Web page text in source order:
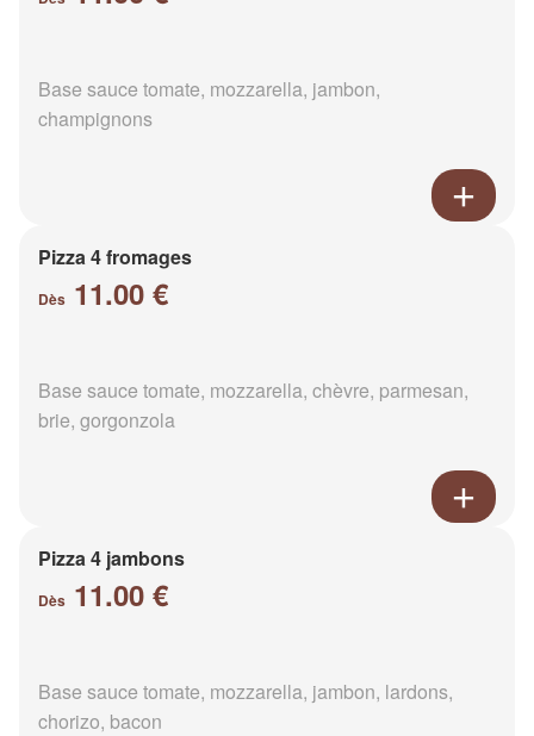
Base sauce tomate, mozzarella, jambon,
champignons
Pizza 4 fromages
Dès 11.00 €
Base sauce tomate, mozzarella, chèvre, parmesan,
brie, gorgonzola
Pizza 4 jambons
Dès 11.00 €
Base sauce tomate, mozzarella, jambon, lardons,
chorizo, bacon